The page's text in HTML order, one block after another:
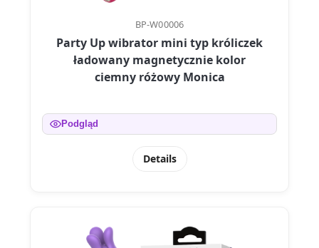
BP-W00006
Party Up wibrator mini typ króliczek
ładowany magnetycznie kolor
ciemny różowy Monica
Podgląd
Details